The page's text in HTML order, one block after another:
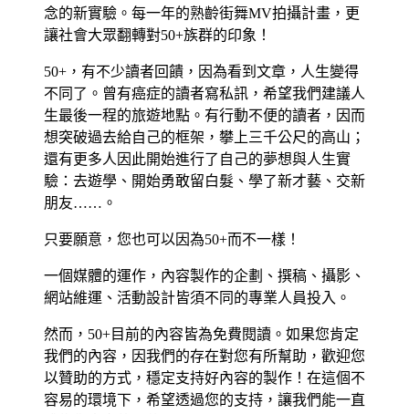
念的新實驗。每一年的熟齡街舞MV拍攝計畫，更
讓社會大眾翻轉對50+族群的印象！
50+，有不少讀者回饋，因為看到文章，人生變得
不同了。曾有癌症的讀者寫私訊，希望我們建議人
生最後一程的旅遊地點。有行動不便的讀者，因而
想突破過去給自己的框架，攀上三千公尺的高山；
還有更多人因此開始進行了自己的夢想與人生實
驗：去遊學、開始勇敢留白髮、學了新才藝、交新
朋友……。
只要願意，您也可以因為50+而不一樣！
一個媒體的運作，內容製作的企劃、撰稿、攝影、
網站維運、活動設計皆須不同的專業人員投入。
然而，50+目前的內容皆為免費閱讀。如果您肯定
我們的內容，因我們的存在對您有所幫助，歡迎您
以贊助的方式，穩定支持好內容的製作！在這個不
容易的環境下，希望透過您的支持，讓我們能一直